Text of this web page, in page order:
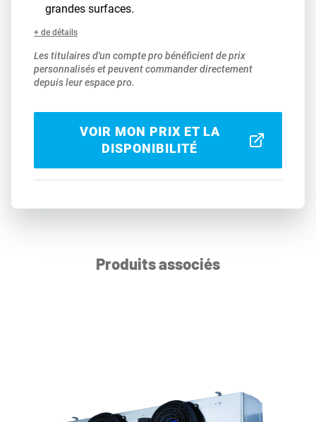
grandes surfaces.
+ de détails
Les titulaires d'un compte pro bénéficient de prix
personnalisés et peuvent commander directement
depuis leur espace pro.
VOIR MON PRIX ET LA
DISPONIBILITÉ
Produits associés